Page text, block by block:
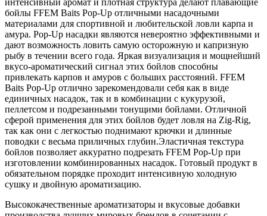
бойлы FFEM Baits Pop-Up отличными насадочными
материалами для спортивной и любительской ловли карпа и
амура. Pop-Up насадки являются невероятно эффективными и
дают возможность ловить самую осторожную и капризную
рыбу в течении всего года. Яркая визуализация и мощнейший
вкусо-ароматический сигнал этих бойлов способны
привлекать карпов и амуров с больших расстояний. FFEM
Baits Pop-Up отлично зарекомендовали себя как в виде
единичных насадок, так и в комбинации с кукурузой,
пеллетсом и подрезанными тонущими бойлами. Отличной
сферой применения для этих бойлов будет ловля на Zig-Rig,
так как они с легкостью поднимают крючки и длинные
поводки с весьма приличных глубин.Эластичная текстура
бойлов позволяет аккуратно подрезать FFEM Pop-Up при
изготовлении комбинированных насадок. Готовый продукт в
обязательном порядке проходит интенсивную холодную
сушку и двойную ароматизацию.
Высококачественные ароматизаторы и вкусовые добавки